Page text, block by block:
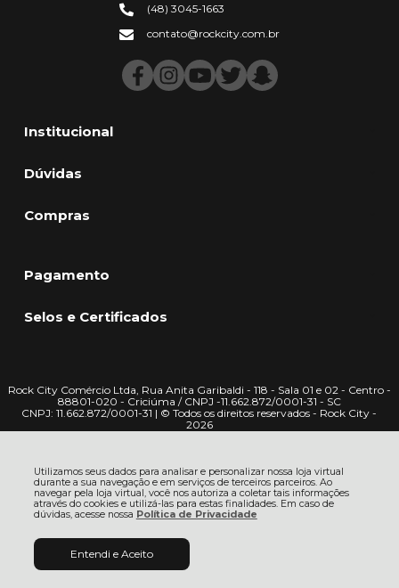
Utilizamos seus dados para analisar e personalizar nossa loja virtual
durante a sua navegação e em serviços de terceiros parceiros. Ao
navegar pela loja virtual, você nos autoriza a coletar tais informações
através do cookies e utilizá-las para estas finalidades. Em caso de
dúvidas, acesse nossa Política de Privacidade
Entendi e Aceito
Institucional
Dúvidas
Compras
(48) 3045-1663
contato@rockcity.com.br
Pagamento
Selos e Certificados
Rock City Comércio Ltda, Rua Anita Garibaldi - 118 - Sala 01 e 02 - Centro -
88801-020 - Criciúma / CNPJ -11.662.872/0001-31 - SC
CNPJ: 11.662.872/0001-31 | © Todos os direitos reservados - Rock City -
2026
R$ 94,90
à vista no boleto ou pix 5% OFF